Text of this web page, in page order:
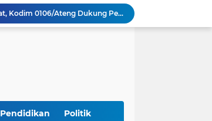
Perkuat Akses dan Mobilitas Masyarakat, Kodim 0106/Ateng Dukung Pembangunan Jembatan Beton di Rusip Antara, Aceh Tengah
Bupati Aceh Besar Perkuat Sinergi dengan Polres Demi Tingkatkan Pelayanan Masyarakat
Pendidikan Politik